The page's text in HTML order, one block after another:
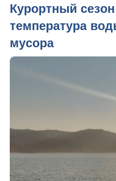
Курортный
температура
мусора